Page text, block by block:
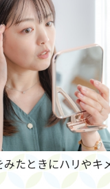
みたときにハリやキ